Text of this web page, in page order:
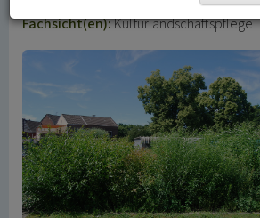
Fachsicht(en):Kulturlandschaftspflege